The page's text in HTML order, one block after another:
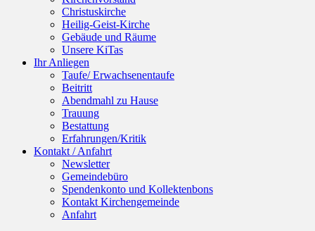
Christuskirche
Heilig-Geist-Kirche
Gebäude und Räume
Unsere KiTas
Ihr Anliegen
Taufe/ Erwachsenentaufe
Beitritt
Abendmahl zu Hause
Trauung
Bestattung
Erfahrungen/Kritik
Kontakt / Anfahrt
Newsletter
Gemeindebüro
Spendenkonto und Kollektenbons
Kontakt Kirchengemeinde
Anfahrt